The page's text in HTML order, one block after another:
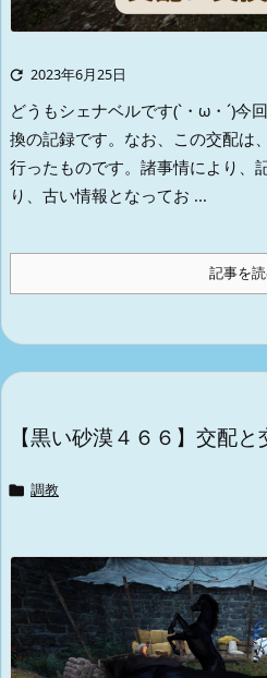
 2023年6月25日
どうもシェナベルです(`・ω・´)今
換の記録です。 なお、この交配は
行ったものです。 諸事情により、
り、古い情報となってお ...
記事を
【黒い砂漠４６６】交配
 調教